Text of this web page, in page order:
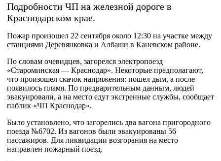
Подробности ЧП на железной дороге в
Краснодарском крае.
Пожар произошел 22 сентября около 12:30 на участке между
станциями Деревянковка и Албаши в Каневском районе.
По словам очевидцев, загорелся электропоезд
«Староминская — Краснодар». Некоторые предполагают,
что произошел скачок напряжения: пошел дым, а после
появилось пламя. По предварительным данным, людей
эвакуировали, а на место едут экстренные службы, сообщает
паблик «ЧП Краснодар».
Было установлено, что загорелись два вагона пригородного
поезда №6702. Из вагонов были эвакуированы 56
пассажиров. Для ликвидации возгорания на место
направлен пожарный поезд.